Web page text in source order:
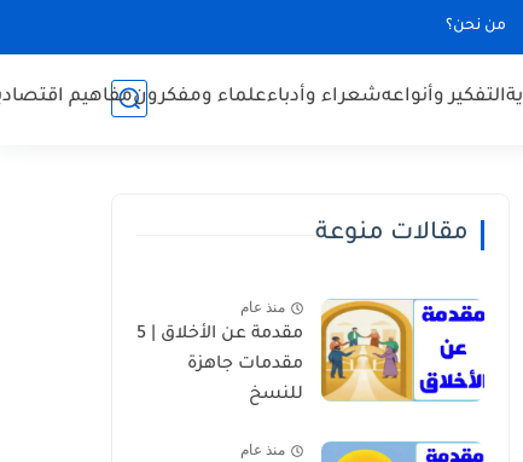
من نحن؟
التفكير وأنواعهشعراء وأدباءعلماء ومفكرونمفاهيم
مقالات منوعة
منذ عام
مقدمة عن الأخلاق | 5
مقدمات جاهزة
للنسخ
منذ عام